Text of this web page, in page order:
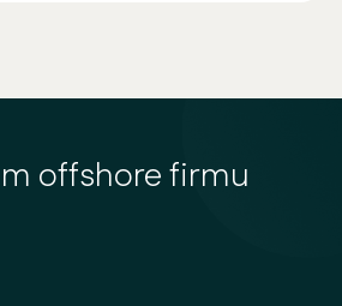
offshore firmu